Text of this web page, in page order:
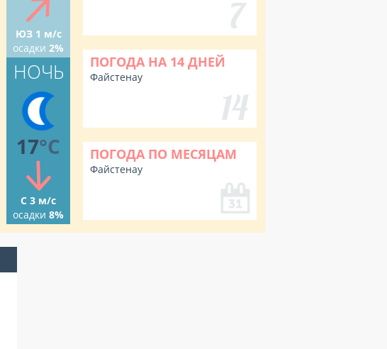
ЮЗ 1 м/с
осадки 2%
НОЧЬ
17°C
С 3 м/с
осадки 8%
ПОГОДА НА 14 ДНЕЙ
Файстенау
ПОГОДА ПО МЕСЯЦАМ
Файстенау